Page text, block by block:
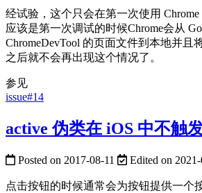
经试验，这个只会在第一次使用 Chrome
应该是第一次调试的时候Chrome会从
ChromeDevTool 的页面文件到本地并且
之后就不会再出现这个情况了。
参见
issue#14
active 伪类在 iOS 中不触
Posted on 2017-08-11 Edited on 2021-
点击按钮的时候通常会为按钮提供一个